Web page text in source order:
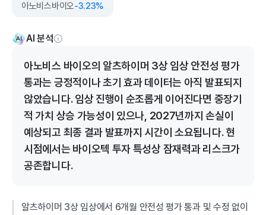
아노비스바이오-3.23%
AI 분석
아노비스 바이오의 알츠하이머 3상 임상 안전성 평가
통과는 긍정적이나 초기 효과 데이터는 아직 발표되지
않았습니다. 임상 진행이 순조롭게 이어진다면 중장기
적 가치 상승 가능성이 있으나, 2027년까지 손실이
예상되고 최종 결과 발표까지 시간이 소요됩니다. 현
시점에서는 바이오텍 투자 특성상 잠재력과 리스크가
공존합니다.
알츠하이머 3상 임상에서 6개월 안전성 평가 통과 및 수정 없이